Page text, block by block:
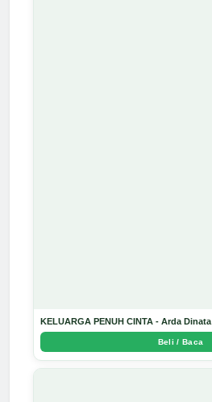
KELUARGA PENUH CINTA - Arda Dinata
Beli / Baca